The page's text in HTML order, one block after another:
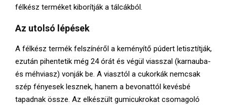
félkész terméket kiborítják a tálcákból.
Az utolsó lépések
A félkész termék felszínéről a keményítő púdert letisztítják,
ezután pihentetik még 24 órát és végül viasszal (karnauba-
és méhviasz) vonják be. A viasztól a cukorkák nemcsak
szép fényesek lesznek, hanem a bevonattól kevésbé
tapadnak össze. Az elkészült gumicukrokat csomagoló